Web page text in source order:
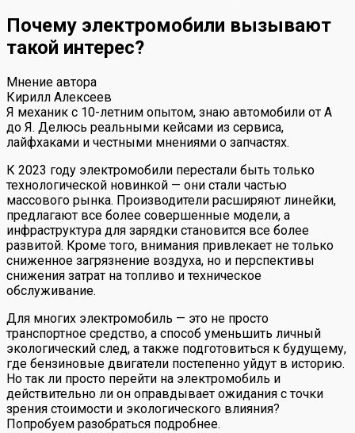
Почему электромобили вызывают
такой интерес?
Мнение автора
Кирилл Алексеев
Я механик с 10-летним опытом, знаю автомобили от А
до Я. Делюсь реальными кейсами из сервиса,
лайфхаками и честными мнениями о запчастях.
К 2023 году электромобили перестали быть только
технологической новинкой — они стали частью
массового рынка. Производители расширяют линейки,
предлагают все более совершенные модели, а
инфраструктура для зарядки становится все более
развитой. Кроме того, внимания привлекает не только
сниженное загрязнение воздуха, но и перспективы
снижения затрат на топливо и техническое
обслуживание.
Для многих электромобиль — это не просто
транспортное средство, а способ уменьшить личный
экологический след, а также подготовиться к будущему,
где бензиновые двигатели постепенно уйдут в историю.
Но так ли просто перейти на электромобиль и
действительно ли он оправдывает ожидания с точки
зрения стоимости и экологического влияния?
Попробуем разобраться подробнее.